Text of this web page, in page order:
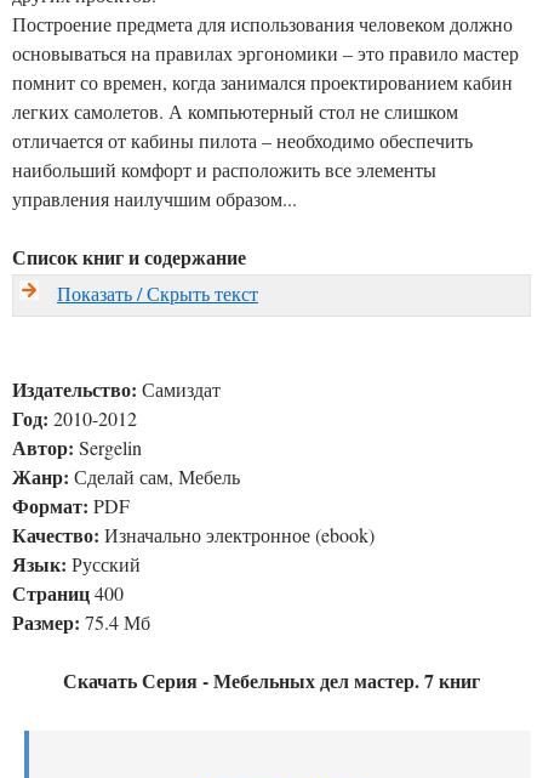
Построение предмета для использования человеком должно
основываться на правилах эргономики – это правило мастер
помнит со времен, когда занимался проектированием кабин
легких самолетов. А компьютерный стол не слишком
отличается от кабины пилота – необходимо обеспечить
наибольший комфорт и расположить все элементы
управления наилучшим образом...
Список книг и содержание
Показать / Скрыть текст
Издательство: Самиздат
Год: 2010-2012
Автор: Sergelin
Жанр: Сделай сам, Мебель
Формат: PDF
Качество: Изначально электронное (ebook)
Язык: Русский
Страниц400
Размер: 75.4 Мб
Скачать Серия - Мебельных дел мастер. 7 книг